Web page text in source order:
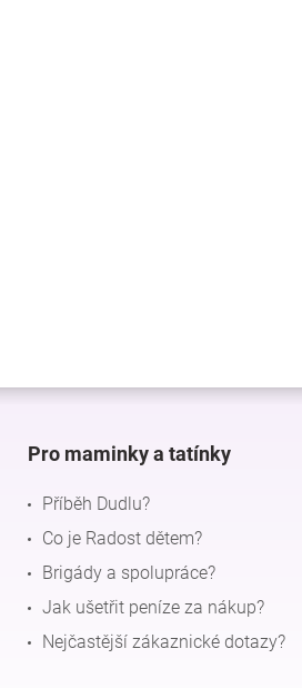
Pro maminky a tatínky
Příběh Dudlu?
Co je Radost dětem?
Brigády a spolupráce?
Jak ušetřit peníze za nákup?
Nejčastější zákaznické dotazy?